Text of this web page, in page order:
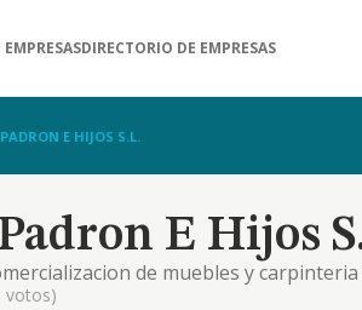
DIRECTORIO DE EMPRESAS
E HIJOS S.L.
E Hijos
de muebles y
importacion, exportacion,
votos)